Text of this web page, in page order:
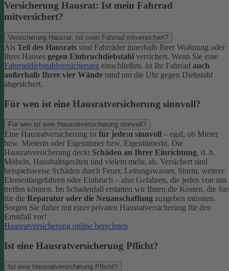
Versicherung Hausrat: Ist mein Fahrrad
mitversichert?
Versicherung Hausrat: Ist mein Fahrrad mitversichert?
Als Teil des Hausrats sind Fahrräder innerhalb Ihrer Wohnung oder
Ihres Hauses gegen Einbruchdiebstahl versichert. Wenn Sie eine
Fahrraddiebstahlversicherung einschließen, ist Ihr Fahrrad auch
außerhalb Ihrer vier Wände rund um die Uhr gegen Diebstahl
abgesichert.
Für wen ist eine Hausratversicherung sinnvoll?
Für wen ist eine Hausratversicherung sinnvoll?
Eine Hausratversicherung ist für jede:n sinnvoll – egal, ob Mieter
bzw. Mieterin oder Eigentümer bzw. Eigentümerin. Die
Hausratversicherung deckt Schäden an Ihrer Einrichtung, d. h.
Möbeln, Haushaltsgeräten und vielem mehr, ab. Versichert sind
beispielsweise Schäden durch Feuer, Leitungswasser, Sturm, weitere
Elementargefahren oder Einbruch – also Gefahren, die jeden von uns
treffen können. Im Schadenfall erstatten wir Ihnen die Kosten, die Sie
für die Reparatur oder die Neuanschaffung ausgeben müssten.
Sorgen Sie daher mit einer privaten Hausratversicherung für den
Ernstfall vor!
Hausratversicherung online berechnen
Ist eine Hausratversicherung Pflicht?
Ist eine Hausratversicherung Pflicht?